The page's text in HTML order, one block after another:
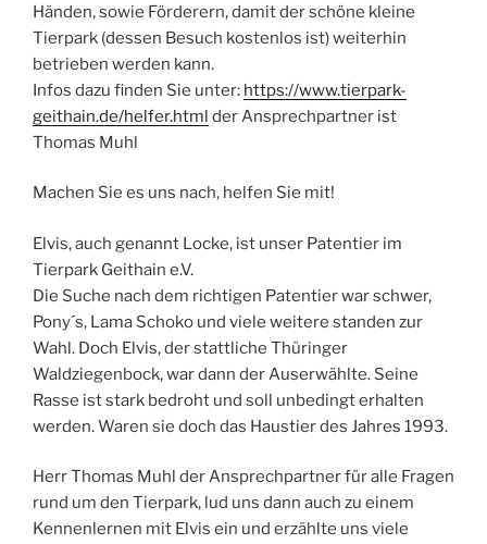
Händen, sowie Förderern, damit der schöne kleine
Tierpark (dessen Besuch kostenlos ist) weiterhin
betrieben werden kann.
Infos dazu finden Sie unter: https://www.tierpark-
geithain.de/helfer.html der Ansprechpartner ist
Thomas Muhl
Machen Sie es uns nach, helfen Sie mit!
Elvis, auch genannt Locke, ist unser Patentier im
Tierpark Geithain e.V.
Die Suche nach dem richtigen Patentier war schwer,
Pony´s, Lama Schoko und viele weitere standen zur
Wahl. Doch Elvis, der stattliche Thüringer
Waldziegenbock, war dann der Auserwählte. Seine
Rasse ist stark bedroht und soll unbedingt erhalten
werden. Waren sie doch das Haustier des Jahres 1993.
Herr Thomas Muhl der Ansprechpartner für alle Fragen
rund um den Tierpark, lud uns dann auch zu einem
Kennenlernen mit Elvis ein und erzählte uns viele